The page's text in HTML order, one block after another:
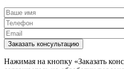
Заказать консультацию
Нажимая на кнопку «Заказать